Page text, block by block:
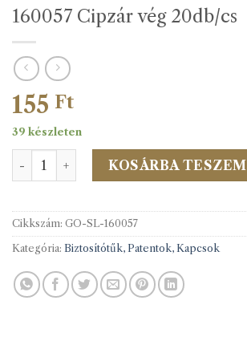
160057 Cipzár vég 20db/cs
155 Ft
39 készleten
160057 Cipzár vég 20db/cs mennyiség
KOSÁRBA TESZEM
Cikkszám: GO-SL-160057
Kategória: Biztosítótűk, Patentok, Kapcsok